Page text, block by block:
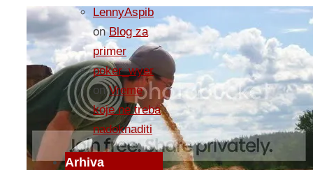
LennyAspib
onBlog za
primer
poker_wyer
onVreme
koje ne treba
nadoknaditi
Arhiva